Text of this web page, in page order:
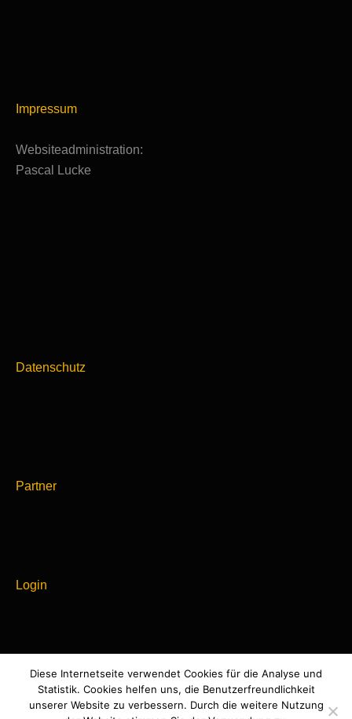
Impressum
Websiteadministration:
Pascal Lucke
Datenschutz
Partner
Login
Powered by
WordPress
Diese Internetseite verwendet Cookies für die Analyse und
Statistik. Cookies helfen uns, die Benutzerfreundlichkeit
unserer Website zu verbessern. Durch die weitere Nutzung